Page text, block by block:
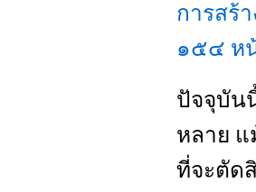
การสร้
๑๕๔ ห
ปัจจุบัน
หลาย
ที่จะตัด